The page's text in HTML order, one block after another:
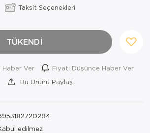
Taksit Seçenekleri
TÜKENDİ
Ver
Fiyatı Düşünce Haber Ver
Bu Ürünü Paylaş